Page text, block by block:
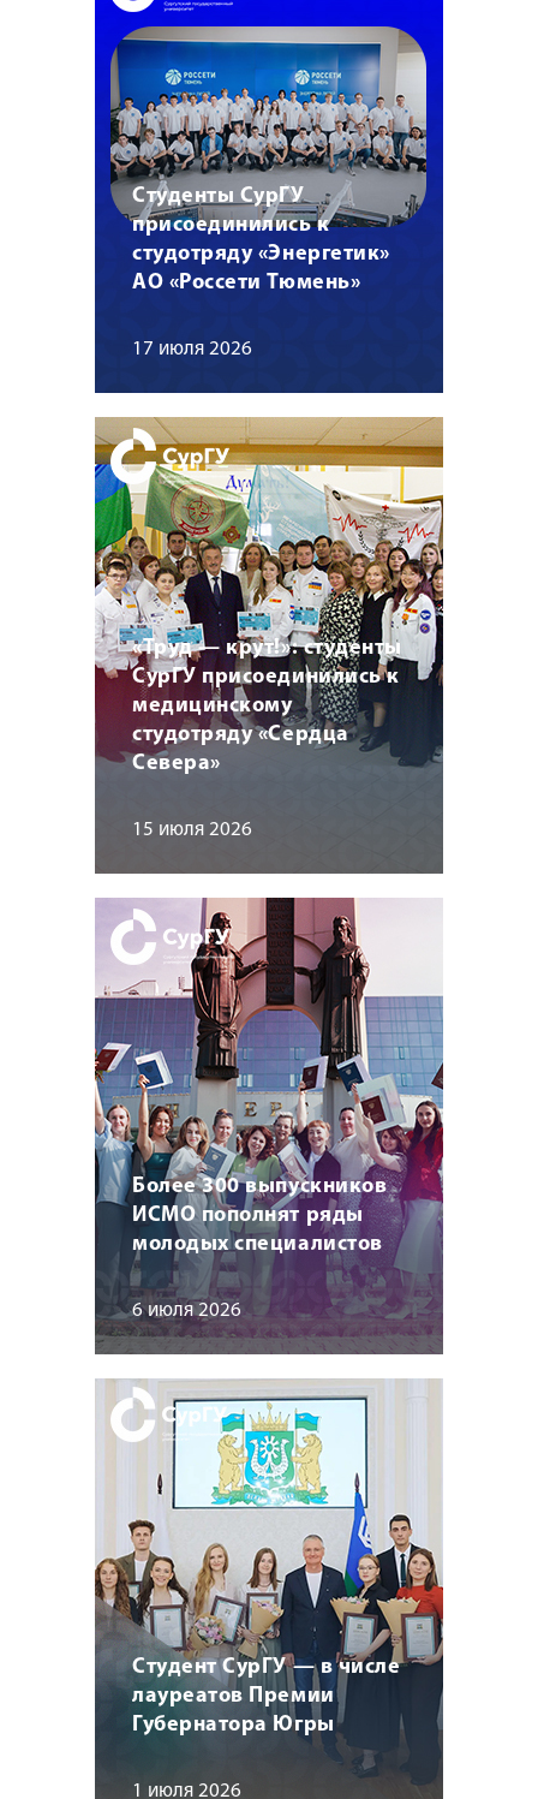
Студенты СурГУ
присоединились к
студотряду «Энергетик»
АО «Россети Тюмень»
17 июля 2026
«Труд — крут!»: студенты
СурГУ присоединились к
медицинскому
студотряду «Сердца
Севера»
15 июля 2026
Более 300 выпускников
ИСМО пополнят ряды
молодых специалистов
6 июля 2026
Студент СурГУ — в числе
лауреатов Премии
Губернатора Югры
1 июля 2026